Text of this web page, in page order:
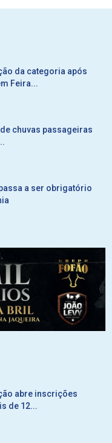
da categoria após
Feira...
chuvas passageiras
a ser obrigatório
abre inscrições
de 12...